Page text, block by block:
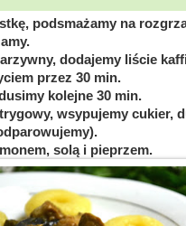
podsmażamy na
dodajemy liście
przez 30 min.
kolejne 30 min.
wsypujemy cukier,
solą i pieprzem.